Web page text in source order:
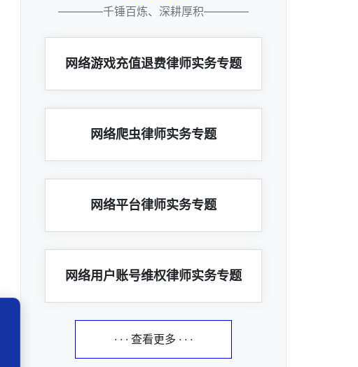
————千锤百炼、深耕厚积————
网络游戏充值退费律师实务专题
网络爬虫律师实务专题
网络平台律师实务专题
网络用户账号维权律师实务专题
· · · 查看更多 · · ·